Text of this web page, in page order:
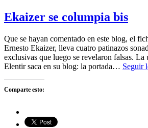
Ekaizer se columpia bis
Que se hayan comentado en este blog, el
Ernesto Ekaizer, lleva cuatro patinazos
exclusivas que luego se revelaron falsas. La
Elentir saca en su blog: la portada… Seguir
Comparte esto: